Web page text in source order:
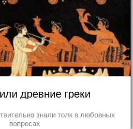
древние греки
знали толк в любовных
вопросах